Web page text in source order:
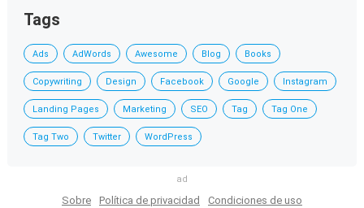
Tags
Ads AdWords Awesome Blog Books
Copywriting Design Facebook Google Instagram
Landing Pages Marketing SEO Tag Tag One
Tag Two Twitter WordPress
ad
Sobre Política de privacidad Condiciones de uso